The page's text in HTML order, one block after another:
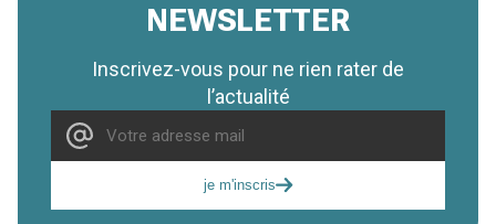
NEWSLETTER
Inscrivez-vous pour ne rien rater de
l’actualité
je m'inscris